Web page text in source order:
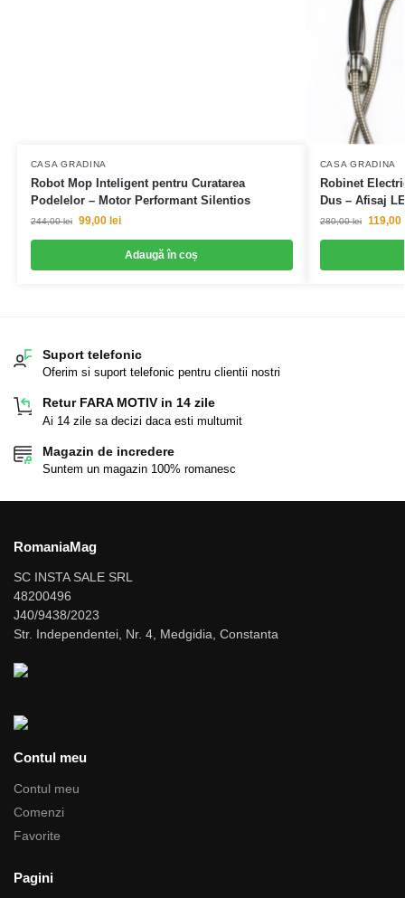
CASA GRADINA
Robot Mop Inteligent pentru Curatarea
Podelelor – Motor Performant Silentios
244,00lei 99,00 lei
Adaugă în coș
CASA GRADINA
Robinet
Dus – Afisaj
280,00lei 119,00
Suport telefonic
Oferim si suport telefonic pentru clientii nostri
Retur FARA MOTIV in 14 zile
Ai 14 zile sa decizi daca esti multumit
Magazin de incredere
Suntem un magazin 100% romanesc
RomaniaMag
SC INSTA SALE SRL
48200496
J40/9438/2023
Str. Independentei, Nr. 4, Medgidia, Constanta
Contul meu
Contul meu
Comenzi
Favorite
Pagini